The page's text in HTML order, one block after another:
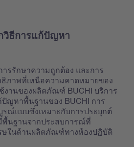
วิธีการแก้ปัญหา
ารรักษาความถูกต้อง และการ
ภาพที่เหนือความคาดหมายของ
งานของผลิตภัณฑ์ BUCHI บริการ
ปัญหาพื้นฐานของ BUCHI การ
ณ์แบบซึ่งเหมาะกับการประยุกต์
นฐานจากประสบการณ์ที่
ษในด้านผลิตภัณฑ์ทางห้องปฏิบัติ